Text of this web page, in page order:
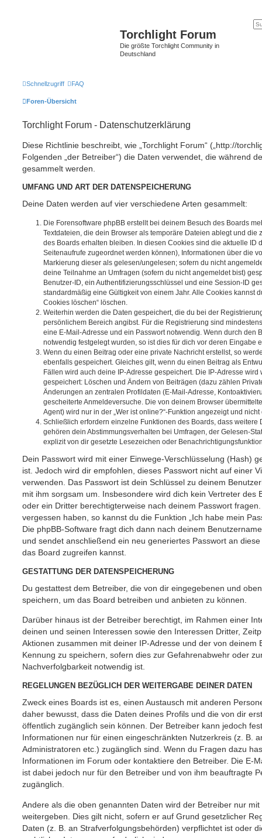
Torchlight Forum
Die größte Torchlight Community in
Deutschland
Schnellzugriff FAQ
Foren-Übersicht
Torchlight Forum - Datenschutzerklärung
Diese Richtlinie beschreibt, wie „Torchlight Forum“ („http://
Folgenden „der Betreiber“) die Daten verwendet, die während
gesammelt werden.
UMFANG UND ART DER DATENSPEICHERUNG
Deine Daten werden auf vier verschiedene Arten gesammelt:
Die Forensoftware phpBB erstellt bei deinem Besuch des Boards
Textdateien, die dein Browser als temporäre Dateien ablegt und die
des Boards erhalten bleiben. In diesen Cookies sind die aktuelle ID
Seitenaufrufe zugeordnet werden können), Informationen über die
Markierung dieser als gelesen/ungelesen; sofern du nicht
deine Teilnahme an Umfragen (sofern du nicht angemeldet bist)
Benutzer-ID, ein Authentifizierungsschlüssel und eine Session-ID
standardmäßig eine Gültigkeit von einem Jahr. Alle Cookies kannst
Cookies löschen“ löschen.
Weiterhin werden die Daten gespeichert, die du bei der
persönlichem Bereich angibst. Für die Registrierung sind
eine E-Mail-Adresse und ein Passwort notwendig. Wenn durch den
notwendig festgelegt wurden, so ist dies für dich vor deren Eingabe
Wenn du einen Beitrag oder eine private Nachricht erstellst, so
ebenfalls gespeichert. Gleiches gilt, wenn du einen Beitrag als
Fällen wird auch deine IP-Adresse gespeichert. Die IP-Adresse
gespeichert: Löschen und Ändern von Beiträgen (dazu zählen
Änderungen an zentralen Profildaten (E-Mail-Adresse,
gescheiterte Anmeldeversuche. Die von deinem Browser
Agent) wird nur in der „Wer ist online?“-Funktion angezeigt und
Schließlich erfordern einzelne Funktionen des Boards, dass weitere
gehören dein Abstimmungsverhalten bei Umfragen, der Gelesen-
explizit von dir gesetzte Lesezeichen oder
Dein Passwort wird mit einer Einwege-Verschlüsselung (Hash)
ist. Jedoch wird dir empfohlen, dieses Passwort nicht auf einer
verwenden. Das Passwort ist dein Schlüssel zu deinem
mit ihm sorgsam um. Insbesondere wird dich kein Vertreter des
oder ein Dritter berechtigterweise nach deinem Passwort
vergessen haben, so kannst du die Funktion „Ich habe mein
Die phpBB-Software fragt dich dann nach deinem
und sendet anschließend ein neu generiertes Passwort an
das Board zugreifen kannst.
GESTATTUNG DER DATENSPEICHERUNG
Du gestattest dem Betreiber, die von dir eingegebenen und
speichern, um das Board betreiben und anbieten zu können.
Darüber hinaus ist der Betreiber berechtigt, im Rahmen einer
deinen und seinen Interessen sowie den Interessen Dritter,
Aktionen zusammen mit deiner IP-Adresse und der von deinem
Kennung zu speichern, sofern dies zur Gefahrenabwehr oder
Nachverfolgbarkeit notwendig ist.
REGELUNGEN BEZÜGLICH DER WEITERGABE DEINER DATEN
Zweck eines Boards ist es, einen Austausch mit anderen
daher bewusst, dass die Daten deines Profils und die von dir
öffentlich zugänglich sein können. Der Betreiber kann jedoch
Informationen nur für einen eingeschränkten Nutzerkreis (z. B.
Administratoren etc.) zugänglich sind. Wenn du Fragen dazu
Informationen im Forum oder kontaktiere den Betreiber. Die E-
ist dabei jedoch nur für den Betreiber und von ihm beauftragte
zugänglich.
Andere als die oben genannten Daten wird der Betreiber nur
weitergeben. Dies gilt nicht, sofern er auf Grund gesetzlicher
Daten (z. B. an Strafverfolgungsbehörden) verpflichtet ist oder